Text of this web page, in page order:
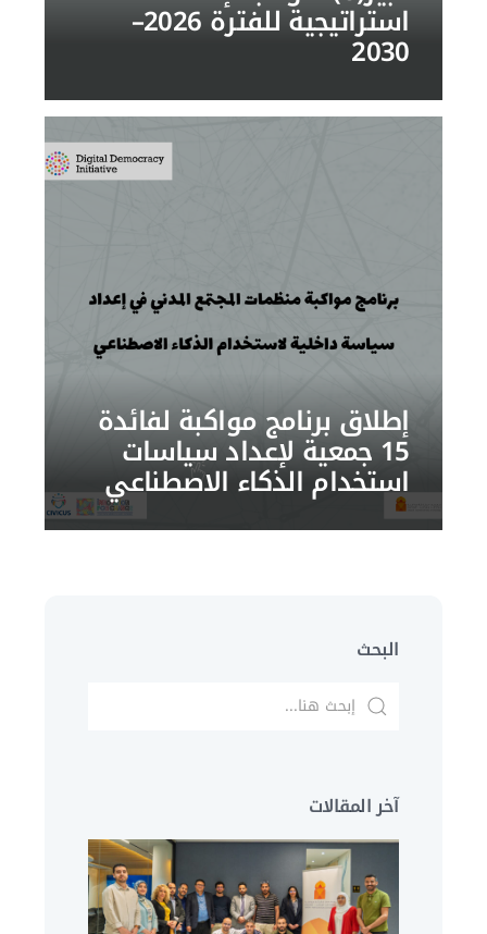
استراتيجية للفترة 2026–
2030
إطلاق برنامج مواكبة لفائدة
15 جمعية لإعداد سياسات
استخدام الذكاء الاصطناعي
البحث
آخر المقالات